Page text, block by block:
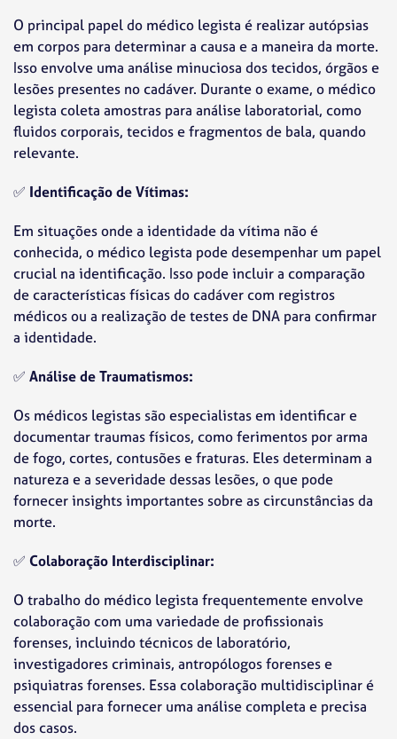
O principal papel do médico legista é realizar autópsias
em corpos para determinar a causa e a maneira da morte.
Isso envolve uma análise minuciosa dos tecidos, órgãos e
lesões presentes no cadáver. Durante o exame, o médico
legista coleta amostras para análise laboratorial, como
fluidos corporais, tecidos e fragmentos de bala, quando
relevante.
✅ Identificação de Vítimas:
Em situações onde a identidade da vítima não é
conhecida, o médico legista pode desempenhar um papel
crucial na identificação. Isso pode incluir a comparação
de características físicas do cadáver com registros
médicos ou a realização de testes de DNA para confirmar
a identidade.
✅ Análise de Traumatismos:
Os médicos legistas são especialistas em identificar e
documentar traumas físicos, como ferimentos por arma
de fogo, cortes, contusões e fraturas. Eles determinam a
natureza e a severidade dessas lesões, o que pode
fornecer insights importantes sobre as circunstâncias da
morte.
✅ Colaboração Interdisciplinar:
O trabalho do médico legista frequentemente envolve
colaboração com uma variedade de profissionais
forenses, incluindo técnicos de laboratório,
investigadores criminais, antropólogos forenses e
psiquiatras forenses. Essa colaboração multidisciplinar é
essencial para fornecer uma análise completa e precisa
dos casos.